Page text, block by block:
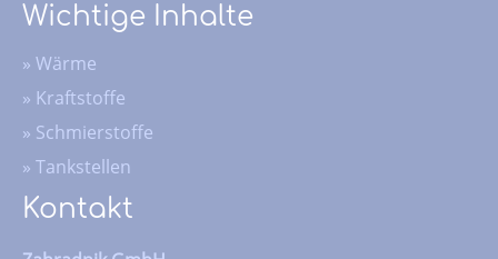
Wichtige Inhalte
» Wärme
» Kraftstoffe
» Schmierstoffe
» Tankstellen
Kontakt